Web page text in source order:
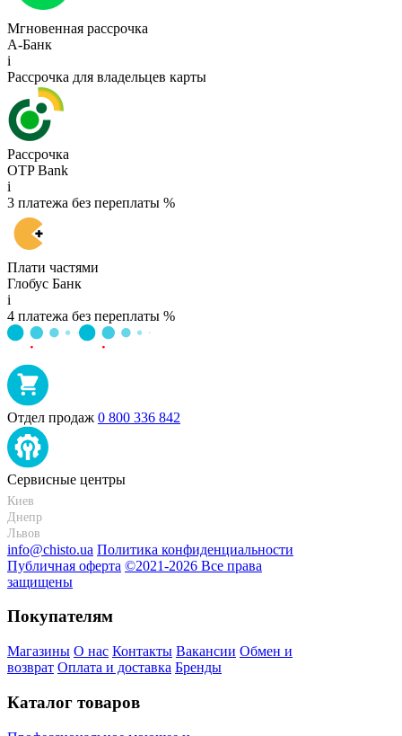
Мгновенная рассрочка
А-Банк
i
Рассрочка для владельцев карты
Рассрочка
OTP Bank
i
3 платежа без переплаты %
Плати частями
Глобус Банк
i
4 платежа без переплаты %
Отдел продаж 0 800 336 842
Сервисные центры
Киев
Днепр
Львов
info@chisto.ua Политика конфиденциальности
Публичная оферта ©2021-2026 Все права
защищены
Покупателям
Магазины О нас Контакты Вакансии Обмен и
возврат Оплата и доставка Бренды
Каталог товаров